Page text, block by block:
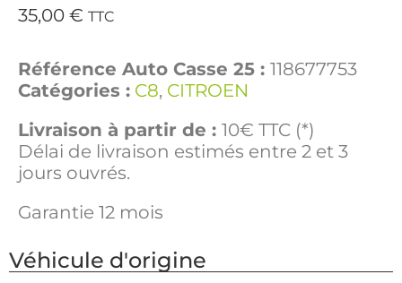
35,00 € TTC
Référence Auto Casse 25 : 118677753
Catégories : C8, CITROEN
Livraison à partir de : 10€ TTC (*)
Délai de livraison estimés entre 2 et 3
jours ouvrés.
Garantie 12 mois
Véhicule d'origine